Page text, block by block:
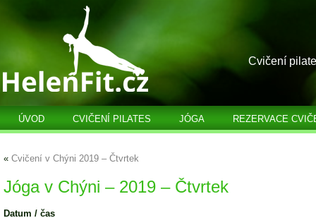
Cvičení
ÚVOD CVIČENÍ PILATES JÓGA REZERVACE
« Cvičení v Chýni 2019 – Čtvrtek
Jóga v Chýni – 2019 – Čtvrtek
Datum / čas